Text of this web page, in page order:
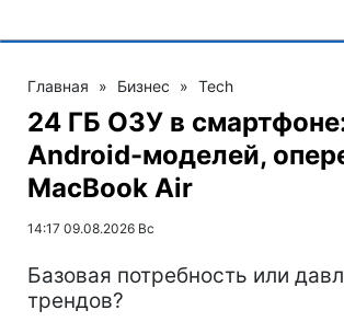
Главная » Бизнес » Tech
24 ГБ ОЗУ в
Android-моделей,
MacBook Air
14:17 09.08.2026 Вс
Базовая потребность или
трендов?